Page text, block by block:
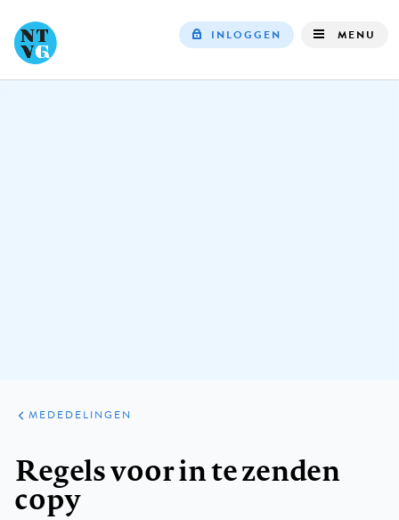
INLOGGEN MENU
ARTIKELEN
VARIA
MEDEDELINGEN
Regels voor in te zenden
copy